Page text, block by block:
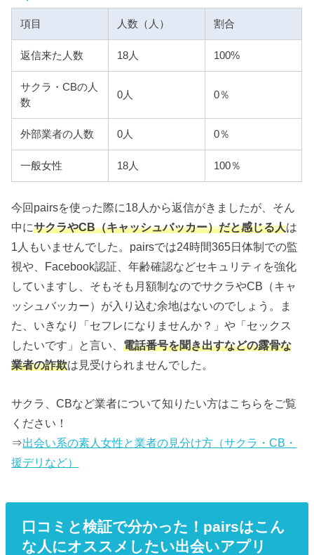
項目 人数（人） 割合
返信来た人数 18人 100%
サクラ・CBの人
数
0人 0％
外部業者の人数 0人 0％
一般女性 18人 100％
今回pairsを使った際に18人から返信がきましたが、そん
中にサクラやCB（キャッシュバッカー）だと感じる人は
1人もいませんでした。pairsでは24時間365日体制での監
視や、Facebook認証、年齢確認などセキュリティを強化
していますし、そもそも月額制なのでサクラやCB（キャ
ッシュバッカー）が入り込む余地はないのでしょう。ま
た、いきなり「セフレになりませんか？」や「セックス
したいです」と言い、電話番号を聞き出すなどの露骨な
業者の詐欺は見受けられませんでした。
サクラ、CBなど業者について知りたい方はこちらをご覧
ください！
⇒出会い系の素人女性と業者の見分け方（サクラ・CB・
援デリなど）
口コミと検証で分かった！pairsはこん
な人にオススメしたい出会いアプリ